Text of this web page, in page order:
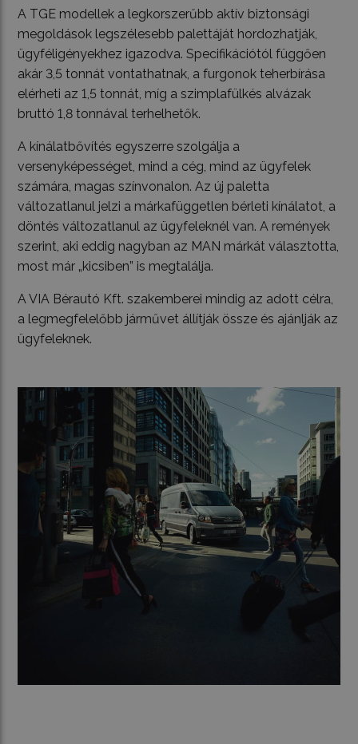
A TGE modellek a legkorszerűbb aktív biztonsági
megoldások legszélesebb palettáját hordozhatják,
ügyféligényekhez igazodva. Specifikációtól függően
akár 3,5 tonnát vontathatnak, a furgonok teherbírása
elérheti az 1,5 tonnát, míg a szimplafülkés alvázak
bruttó 1,8 tonnával terhelhetők.
A kínálatbővítés egyszerre szolgálja a
versenyképességet, mind a cég, mind az ügyfelek
számára, magas színvonalon. Az új paletta
változatlanul jelzi a márkafüggetlen bérleti kínálatot, a
döntés változatlanul az ügyfeleknél van. A remények
szerint, aki eddig nagyban az MAN márkát választotta,
most már „kicsiben” is megtalálja.
A VIA Bérautó Kft. szakemberei mindig az adott célra,
a legmegfelelőbb járművet állítják össze és ajánlják az
ügyfeleknek.